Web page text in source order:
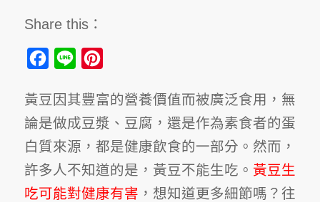
Share this：
Facebook
Line
黃豆因其豐富的營養價值而被廣泛食用，無
論是做成豆漿、豆腐，還是作為素食者的蛋
白質來源，都是健康飲食的一部分。然而，
許多人不知道的是，黃豆不能生吃。 黃豆生
吃可能對健康有害 ，想知道更多細節嗎？往